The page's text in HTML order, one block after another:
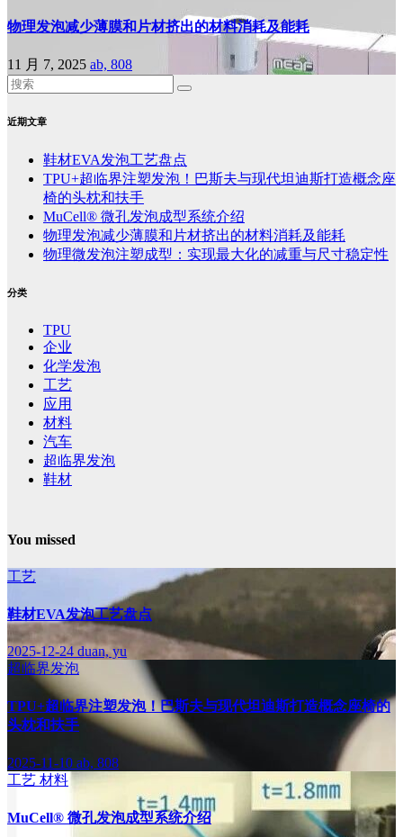
物理发泡减少薄膜和片材挤出的材料消耗及能耗
11 月 7, 2025 ab, 808
近期文章
鞋材EVA发泡工艺盘点
TPU+超临界注塑发泡！巴斯夫与现代坦迪斯打造概念座
椅的头枕和扶手
MuCell® 微孔发泡成型系统介绍
物理发泡减少薄膜和片材挤出的材料消耗及能耗
物理微发泡注塑成型：实现最大化的减重与尺寸稳定性
分类
TPU
企业
化学发泡
工艺
应用
材料
汽车
超临界发泡
鞋材
You missed
工艺
鞋材EVA发泡工艺盘点
2025-12-24duan, yu
超临界发泡
TPU+超临界注塑发泡！巴斯夫与现代坦迪斯打造概念座椅的
头枕和扶手
2025-11-10 ab, 808
工艺 材料
MuCell® 微孔发泡成型系统介绍